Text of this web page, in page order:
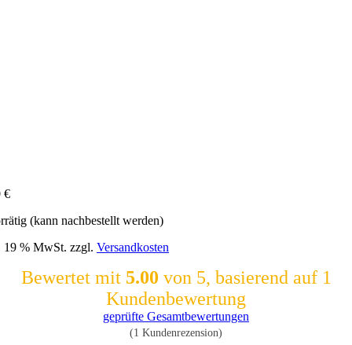
€
(kann nachbestellt werden)
19 % MwSt. zzgl. Versandkosten
Bewertet mit 5.00 von 5, basierend auf 1
Kundenbewertung
geprüfte Gesamtbewertungen
(1 Kundenrezension)